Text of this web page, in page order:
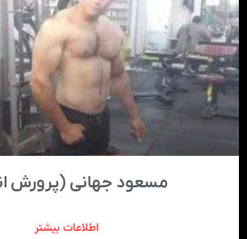
مسعود جهانی (پرورش
اطلاعات بیشتر